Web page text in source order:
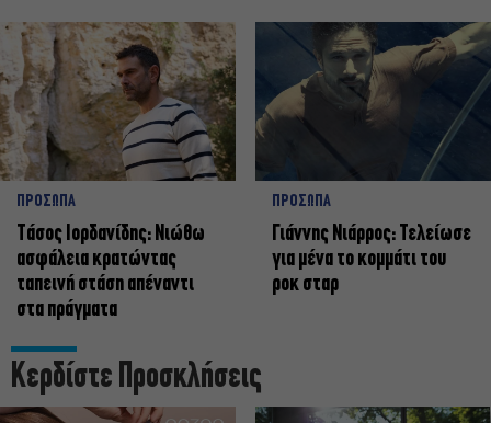
ΠΡΟΣΩΠΑ
Tάσος Ιορδανίδης: Νιώθω
ασφάλεια κρατώντας
ταπεινή στάση απέναντι
στα πράγματα
ΠΡΟΣΩΠΑ
Γιάννης Νιάρρος: Τελείωσε
για μένα το κομμάτι του
ροκ σταρ
Κερδίστε Προσκλήσεις